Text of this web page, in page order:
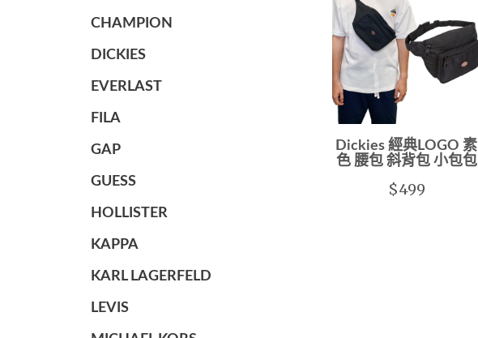
CHAMPION
DICKIES
EVERLAST
FILA
GAP
GUESS
HOLLISTER
KAPPA
KARL LAGERFELD
LEVIS
Dickies 經典LOGO 素
色 腰包 斜背包 小包包
$499